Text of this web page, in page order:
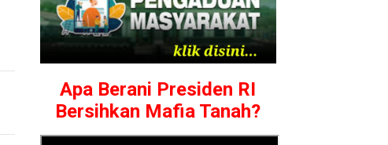
Apa Berani Presiden RI
Bersihkan Mafia Tanah?